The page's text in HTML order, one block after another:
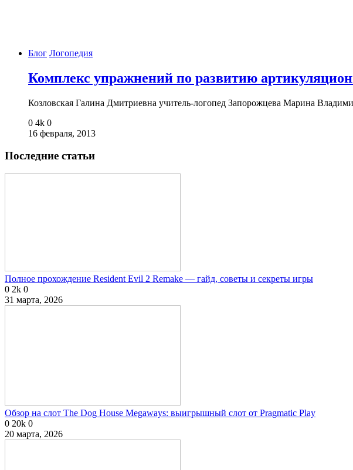
Блог Логопедия
Комплекс упражнений по развитию
Козловская Галина Дмитриевна учитель-логопед Запорожцева Марина
0 4k 0
16 февраля, 2013
Последние статьи
Полное прохождение Resident Evil 2 Remake — гайд, советы и секреты игры
0 2k 0
31 марта, 2026
Обзор на слот The Dog House Megaways: выигрышный слот от Pragmatic Play
0 20k 0
20 марта, 2026